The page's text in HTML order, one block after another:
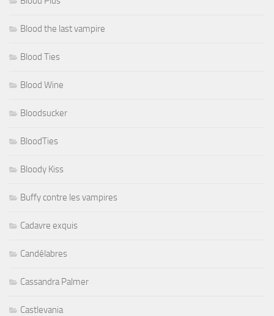
Blood the last vampire
Blood Ties
Blood Wine
Bloodsucker
BloodTies
Bloody Kiss
Buffy contre les vampires
Cadavre exquis
Candélabres
Cassandra Palmer
Castlevania